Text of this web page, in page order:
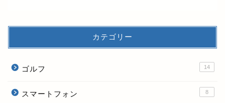
カテゴリー
ゴルフ 14
スマートフォン 8